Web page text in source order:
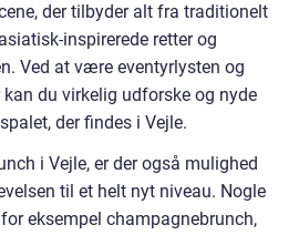
der tilbyder alt fra traditionelt
inspirerede retter og
Ved at være eventyrlysten og
kan du virkelig udforske og nyde
der findes i Vejle.
i Vejle, er der også mulighed
til et helt nyt niveau. Nogle
eksempel champagnebrunch,